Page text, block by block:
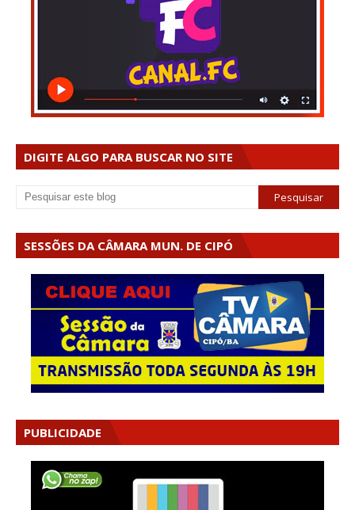
DIGITE ALGO PARA BUSCAR NO SITE
SESSÕES DA CÂMARA MUN. DE CIPÓ
PUBLICIDADE